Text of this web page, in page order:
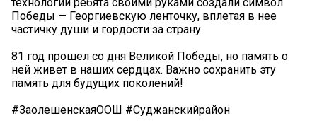
Победы — Георгиевскую ленточку, вплетая в нее
частичку души и гордости за страну.
81 год прошел со дня Великой Победы, но память о
ней живет в наших сердцах. Важно сохранить эту
память для будущих поколений!
#ЗаолешенскаяООШ #Суджанскийрайон